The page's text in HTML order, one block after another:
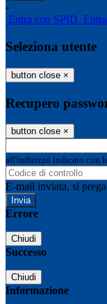
-
Entra con SPID
Seleziona utente
button close ×
Recupero
button close ×
all'indirizzo indicato con
E-mail inviata, si
Errore
Chiudi
Successo
Chiudi
Informazione